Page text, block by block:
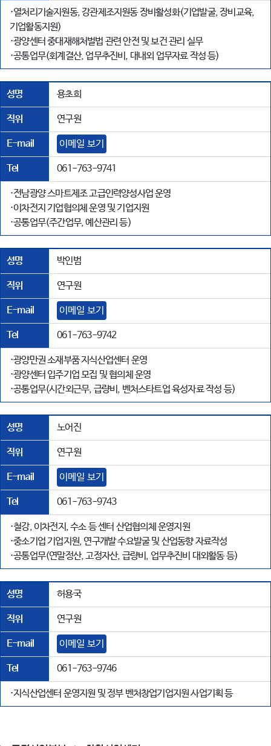
·열처리기술지원동, 강관제조지원동 장비활성화(기업발굴, 장비교육,
기업활동지원)
·광양센터 중대재해처벌법 관련 안전 및 보건 관리 실무
·공통업무(회계결산, 업무추진비, 대내외 업무자료 작성 등)
성명 용초희
직위 연구원
E-mail 이메일 보기
Tel 061-763-9741
·전남광양 스마트제조 고급인력양성사업 운영
·이차전지 기업협의체 운영 및 기업지원
·공통업무(주간업무, 예산관리 등)
성명 박인범
직위 연구원
E-mail 이메일 보기
Tel 061-763-9742
·광양만권 소재부품 지식산업센터 운영
·광양센터 입주기업 모집 및 협의체 운영
·공통업무(시간외근무, 급량비, 벤처스타트업 육성자료 작성 등)
성명 노어진
직위 연구원
E-mail 이메일 보기
Tel 061-763-9743
·철강, 이차전지, 수소 등 센터 산업협의체 운영지원
·중소기업 기업지원, 연구개발 수요발굴 및 산업동향 자료작성
·공통업무(연말정산, 고정자산, 급량비, 업무추진비 대외활동 등)
성명 허용국
직위 연구원
E-mail 이메일 보기
Tel 061-763-9746
·지식산업센터 운영지원 및 정부 벤처창업기업지원 사업기획 등